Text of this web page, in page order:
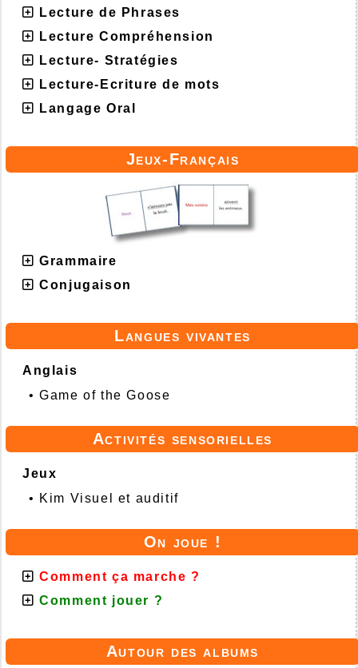
Lecture de Phrases
Lecture Compréhension
Lecture- Stratégies
Lecture-Ecriture de mots
Langage Oral
Jeux-Français
Grammaire
Conjugaison
Langues vivantes
Anglais
•Game of the Goose
Activités sensorielles
Jeux
• Kim Visuel et auditif
On joue !
Comment ça marche ?
Comment jouer ?
Autour des albums